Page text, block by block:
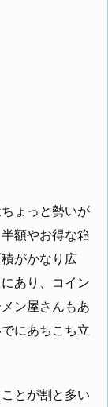
ょっと勢いが
額やお得な箱
がかなり広
あり、コイン
ン屋さんもあ
にあちこち立
とが割と多い